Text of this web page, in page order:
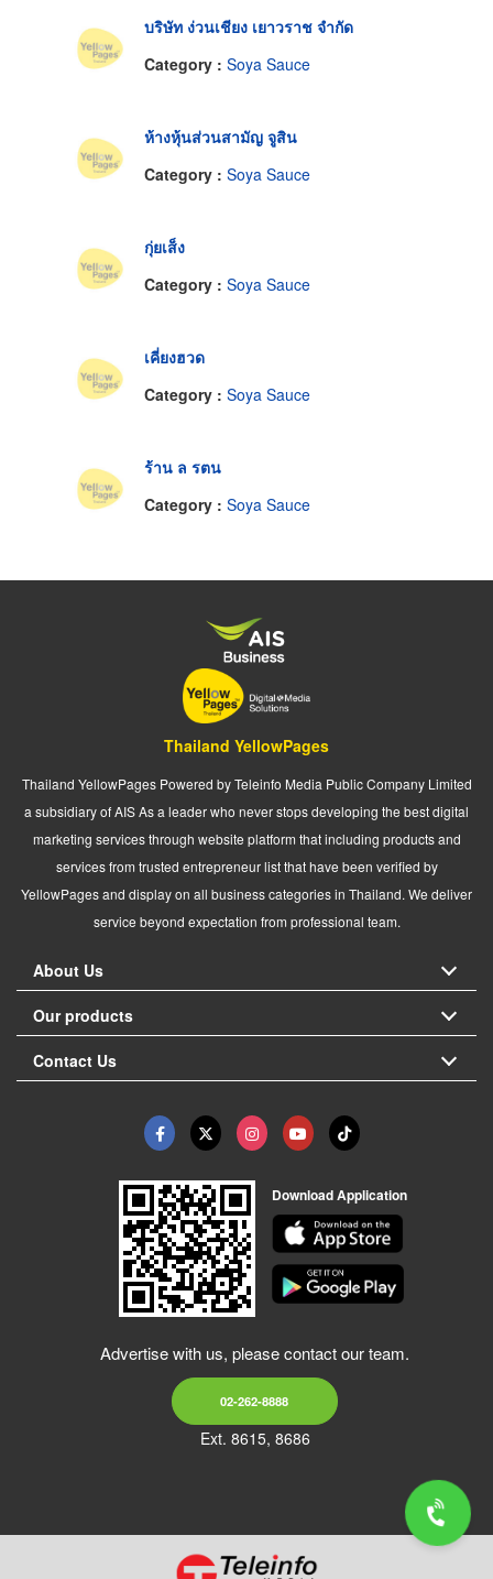
บริษัท ง่วนเชียง เยาวราช จำกัด
Category : Soya Sauce
ห้างหุ้นส่วนสามัญ จูสิน
Category : Soya Sauce
กุ่ยเส็ง
Category : Soya Sauce
เคี่ยงฮวด
Category : Soya Sauce
ร้าน ล รตน
Category : Soya Sauce
Thailand YellowPages
Thailand YellowPages Powered by Teleinfo Media Public Company Limited
a subsidiary of AIS As a leader who never stops developing the best digital
marketing services through website platform that including products and
services from trusted entrepreneur list that have been verified by
YellowPages and display on all business categories in Thailand. We deliver
service beyond expectation from professional team.
About Us
Our products
Contact Us
Download Application
Advertise with us, please contact our team.
02-262-8888
Ext. 8615, 8686